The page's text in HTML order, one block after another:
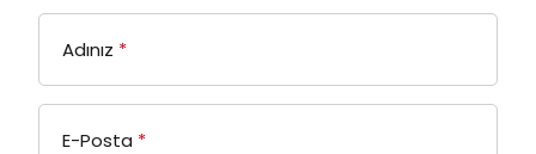
Adınız *
E-Posta *